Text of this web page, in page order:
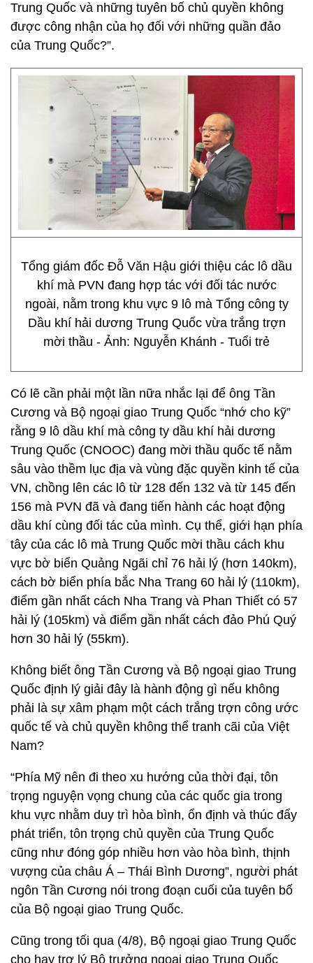
Trung Quốc và những tuyên bố chủ quyền không
được công nhận của họ đối với những quần đảo
của Trung Quốc?”.
Tổng giám đốc Đỗ Văn Hậu giới thiệu các lô dầu
khí mà PVN đang hợp tác với đối tác nước
ngoài, nằm trong khu vực 9 lô mà Tổng công ty
Dầu khí hải dương Trung Quốc vừa trắng trợn
mời thầu - Ảnh: Nguyễn Khánh - Tuổi trẻ
Có lẽ cần phải một lần nữa nhắc lại để ông Tần
Cương và Bộ ngoại giao Trung Quốc “nhớ cho kỹ”
rằng 9 lô dầu khí mà công ty dầu khí hải dương
Trung Quốc (CNOOC) đang mời thầu quốc tế nằm
sâu vào thềm lục địa và vùng đặc quyền kinh tế của
VN, chồng lên các lô từ 128 đến 132 và từ 145 đến
156 mà PVN đã và đang tiến hành các hoạt động
dầu khí cùng đối tác của mình. Cụ thể, giới hạn phía
tây của các lô mà Trung Quốc mời thầu cách khu
vực bờ biển Quảng Ngãi chỉ 76 hải lý (hơn 140km),
cách bờ biển phía bắc Nha Trang 60 hải lý (110km),
điểm gần nhất cách Nha Trang và Phan Thiết có 57
hải lý (105km) và điểm gần nhất cách đảo Phú Quý
hơn 30 hải lý (55km).
Không biết ông Tần Cương và Bộ ngoại giao Trung
Quốc định lý giải đây là hành động gì nếu không
phải là sự xâm phạm một cách trắng trợn công ước
quốc tế và chủ quyền không thể tranh cãi của Việt
Nam?
“Phía Mỹ nên đi theo xu hướng của thời đại, tôn
trọng nguyện vọng chung của các quốc gia trong
khu vực nhằm duy trì hòa bình, ổn định và thúc đẩy
phát triển, tôn trọng chủ quyền của Trung Quốc
cũng như đóng góp nhiều hơn vào hòa bình, thịnh
vượng của châu Á – Thái Bình Dương”, người phát
ngôn Tần Cương nói trong đoạn cuối của tuyên bố
của Bộ ngoại giao Trung Quốc.
Cũng trong tối qua (4/8), Bộ ngoại giao Trung Quốc
cho hay trợ lý Bộ trưởng ngoại giao Trung Quốc